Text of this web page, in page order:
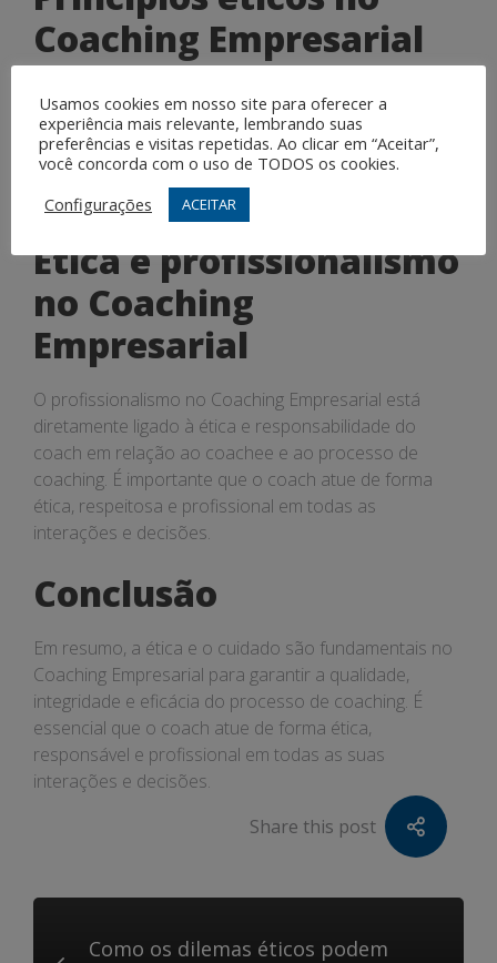
Coaching Empresarial
Alguns dos princípios éticos fundamentais no
Coaching Empresarial incluem a honestidade, respeito,
integridade, confidencialidade, imparcialidade e
competência. Seguir esses princípios é essencial para
garantir a qualidade e eficácia do coaching.
Ética e profissionalismo
no Coaching
Empresarial
O profissionalismo no Coaching Empresarial está
diretamente ligado à ética e responsabilidade do
coach em relação ao coachee e ao processo de
coaching. É importante que o coach atue de forma
ética, respeitosa e profissional em todas as
interações e decisões.
Conclusão
Em resumo, a ética e o cuidado são fundamentais no
Coaching Empresarial para garantir a qualidade,
integridade e eficácia do processo de coaching. É
essencial que o coach atue de forma ética,
responsável e profissional em todas as suas
interações e decisões.
Share this post
Como os dilemas éticos podem
Usamos cookies em nosso site para oferecer a
experiência mais relevante, lembrando suas
preferências e visitas repetidas. Ao clicar em “Aceitar”,
você concorda com o uso de TODOS os cookies.
Configurações
ACEITAR